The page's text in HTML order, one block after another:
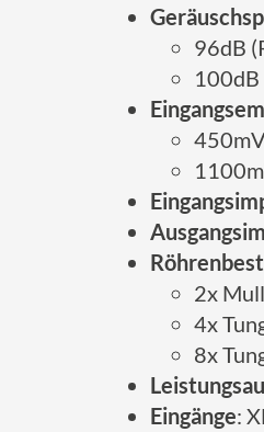
96dB
100dB
2x
4x
8x
Eingänge: